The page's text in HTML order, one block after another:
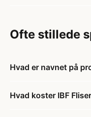
Ofte stillede
Hvad er navnet på
Hvad koster IBF